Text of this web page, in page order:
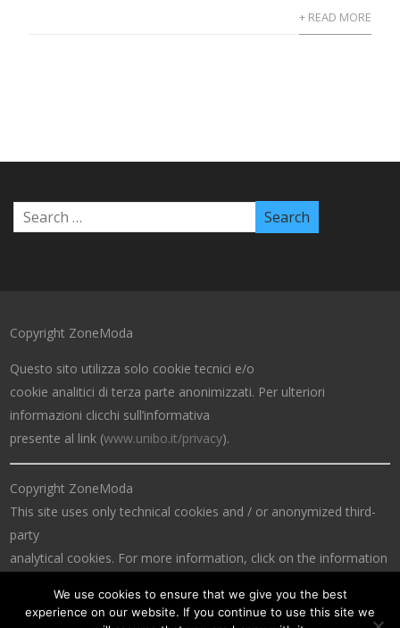
+ READ MORE
Copyright ZoneModa
Questo sito utilizza solo cookie tecnici e/o
cookie analitici di terza parte anonimizzati. Per ulteriori
informazioni clicchi sull’informativa
presente al link (www.unibo.it/privacy).
Copyright ZoneModa
This site uses only technical cookies and / or anonymized third-
party
analytical cookies. For more information, click on the information
We use cookies to ensure that we give you the best
experience on our website. If you continue to use this site we